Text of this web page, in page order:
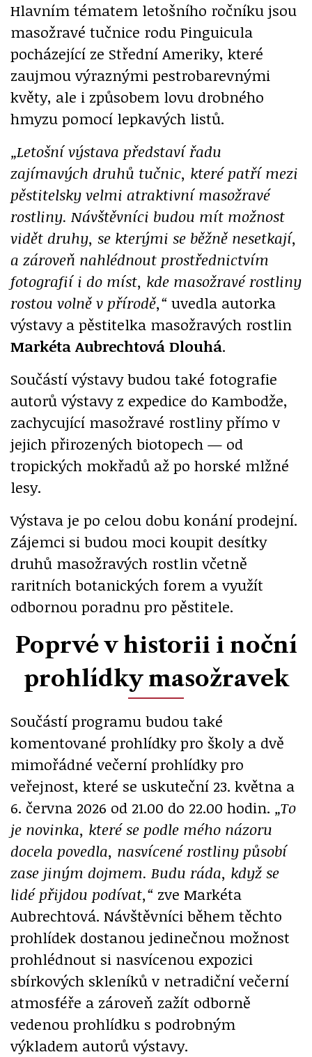
Hlavním tématem letošního ročníku jsou
masožravé tučnice rodu Pinguicula
pocházející ze Střední Ameriky, které
zaujmou výraznými pestrobarevnými
květy, ale i způsobem lovu drobného
hmyzu pomocí lepkavých listů.
„Letošní výstava představí řadu
zajímavých druhů tučnic, které patří mezi
pěstitelsky velmi atraktivní masožravé
rostliny. Návštěvníci budou mít možnost
vidět druhy, se kterými se běžně nesetkají,
a zároveň nahlédnout prostřednictvím
fotografií i do míst, kde masožravé rostliny
rostou volně v přírodě,“ uvedla autorka
výstavy a pěstitelka masožravých rostlin
Markéta Aubrechtová Dlouhá.
Součástí výstavy budou také fotografie
autorů výstavy z expedice do Kambodže,
zachycující masožravé rostliny přímo v
jejich přirozených biotopech — od
tropických mokřadů až po horské mlžné
lesy.
Výstava je po celou dobu konání prodejní.
Zájemci si budou moci koupit desítky
druhů masožravých rostlin včetně
raritních botanických forem a využít
odbornou poradnu pro pěstitele.
Poprvé v historii i noční
prohlídky masožravek
Součástí programu budou také
komentované prohlídky pro školy a dvě
mimořádné večerní prohlídky pro
veřejnost, které se uskuteční 23. května a
6. června 2026 od 21.00 do 22.00 hodin. „To
je novinka, které se podle mého názoru
docela povedla, nasvícené rostliny působí
zase jiným dojmem. Budu ráda, když se
lidé přijdou podívat,“ zve Markéta
Aubrechtová. Návštěvníci během těchto
prohlídek dostanou jedinečnou možnost
prohlédnout si nasvícenou expozici
sbírkových skleníků v netradiční večerní
atmosféře a zároveň zažít odborně
vedenou prohlídku s podrobným
výkladem autorů výstavy.